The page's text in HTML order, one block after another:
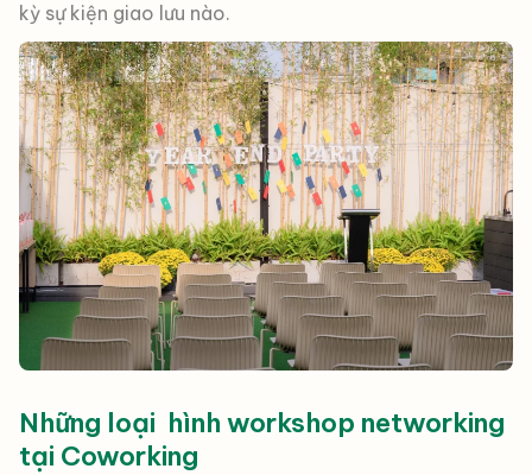
kỳ sự kiện giao lưu nào.
Những loại hình workshop networking
tại Coworking